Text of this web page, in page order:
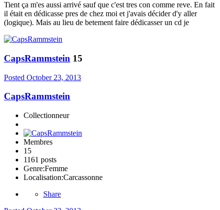
Tient ça m'es aussi arrivé sauf que c'est tres con comme reve. En fait
il était en dédicasse pres de chez moi et j'avais décider d'y aller
(logique). Mais au lieu de betement faire dédicasser un cd je
CapsRammstein 15
Posted October 23, 2013
CapsRammstein
Collectionneur
Membres
15
1161 posts
Genre:Femme
Localisation:Carcassonne
Share